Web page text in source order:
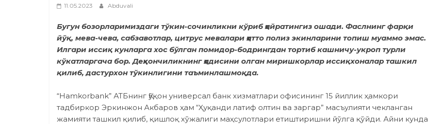
11.05.2023 Abduvali
Бугун бозорларимиздаги тўкин-сочинликни кўриб ҳайратингиз ошади. Фаслнинг фарқи
йўқ, мева-чева, сабзавотлар, цитрус мевалари ҳатто полиз экинларини топиш муаммо эмас.
Илгари иссиқ кунларга хос бўлган помидор-бодрингдан тортиб кашничу-укроп турли
кўкатларгача бор. Деҳқончиликнинг ҳадисини олган миришкорлар иссиқхоналар ташкил
қилиб, дастурхон тўкинлигини таъминлашмоқда.
“Hamkorbank” АТБнинг Қўқон универсал банк хизматлари офисининг 15 йиллик ҳамкори
тадбиркор Эркинжон Акбаров ҳам “Ҳуқанди латиф олтин ва заргар” масъулияти чекланган
жамияти ташкил қилиб, қишлоқ хўжалиги маҳсулотлари етиштиришни йўлга қўйди. Айни кунда